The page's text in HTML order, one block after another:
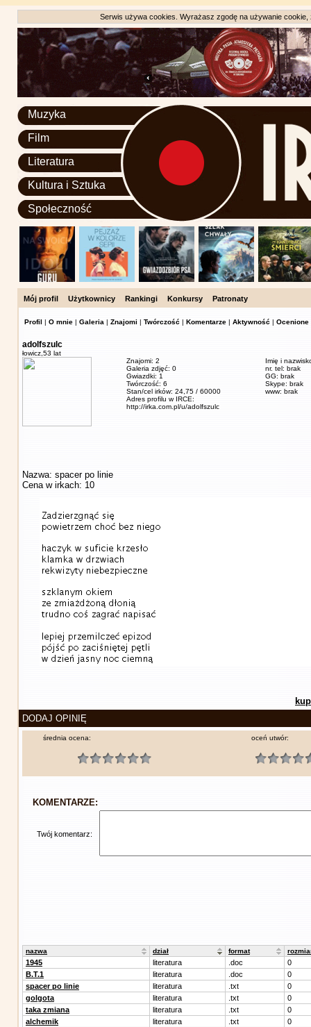
Serwis używa cookies. Wyrażasz zgodę na używanie
Muzyka
Film
Literatura
Kultura i Sztuka
Społeczność
Mój profil Użytkownicy Rankingi Konkursy Patronaty
Profil | O mnie | Galeria | Znajomi | Twórczość | Komentarze | Aktywność | Ocenione
adolfszulc
łowicz, 53 lat
Znajomi: 2
Galeria zdjęć: 0
Gwiazdki: 1
Twórczość: 6
Stan/cel irków: 24,75 / 60000
Adres profilu w IRCE:
http://irka.com.pl/u/adolfszulc
Imię i
nr. tel: brak
GG: brak
Skype: brak
www: brak
Nazwa: spacer po linie
Cena w irkach: 10
DODAJ OPINIĘ
średnia ocena: oceń utwór:
KOMENTARZE:
Twój komentarz:
nazwa dział format
1945 literatura .doc
0
B.T.1
literatura .doc
0
spacer po linie
literatura .txt
0
golgota
literatura .txt
0
taka zmiana
literatura .txt
0
alchemik
literatura .txt 0